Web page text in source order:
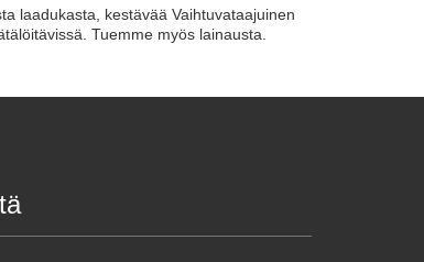
laadukasta, kestävää Vaihtuvataajuinen
Tuemme myös lainausta.